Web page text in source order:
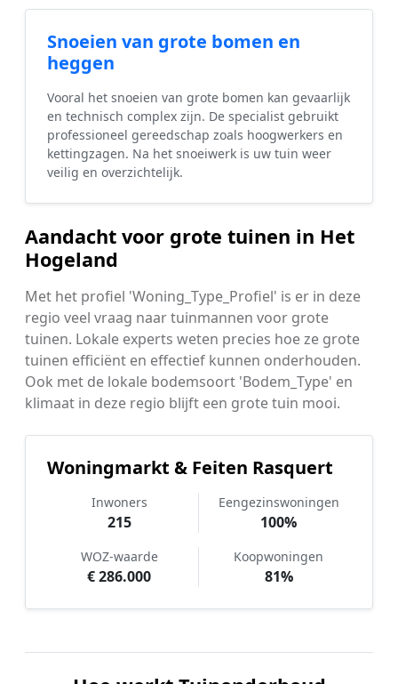
Snoeien van grote bomen en
heggen
Vooral het snoeien van grote bomen kan gevaarlijk
en technisch complex zijn. De specialist gebruikt
professioneel gereedschap zoals hoogwerkers en
kettingzagen. Na het snoeiwerk is uw tuin weer
veilig en overzichtelijk.
Aandacht voor grote tuinen in Het
Hogeland
Met het profiel 'Woning_Type_Profiel' is er in deze
regio veel vraag naar tuinmannen voor grote
tuinen. Lokale experts weten precies hoe ze grote
tuinen efficiënt en effectief kunnen onderhouden.
Ook met de lokale bodemsoort 'Bodem_Type' en
klimaat in deze regio blijft een grote tuin mooi.
Woningmarkt & Feiten Rasquert
Inwoners
215
Eengezinswoningen
100%
WOZ-waarde
€ 286.000
Koopwoningen
81%